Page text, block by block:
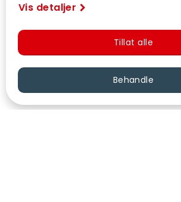
Vis detaljer
Tillat alle
Behandle